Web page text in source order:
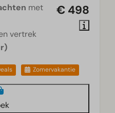
€ 498
met
vertrek
Zomervakantie